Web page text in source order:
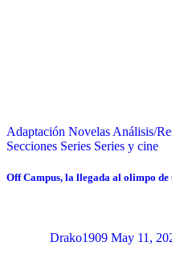
Adaptación Novelas Análisis/
Secciones Series Series y cine
Off Campus, la llegada al olimpo de
Drako1909 May 11,